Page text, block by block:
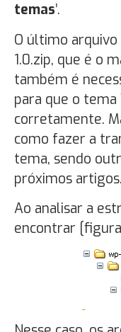
temas’.
O último arquivo
1.0.zip, que é o
também é
para que o tema
corretamente.
como fazer a
tema, sendo
próximos artigos.
Ao analisar a
encontrar